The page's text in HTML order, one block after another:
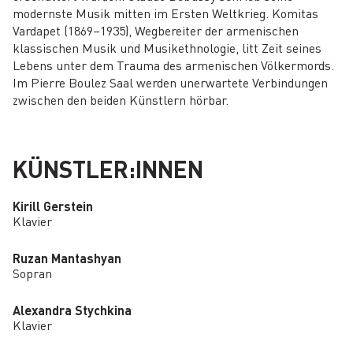
modernste Musik mitten im Ersten Weltkrieg. Komitas
Vardapet (1869–1935), Wegbereiter der armenischen
klassischen Musik und Musikethnologie, litt Zeit seines
Lebens unter dem Trauma des armenischen Völkermords.
Im Pierre Boulez Saal werden unerwartete Verbindungen
zwischen den beiden Künstlern hörbar.
KÜNSTLER:INNEN
Kirill Gerstein
Klavier
Ruzan Mantashyan
Sopran
Alexandra Stychkina
Klavier